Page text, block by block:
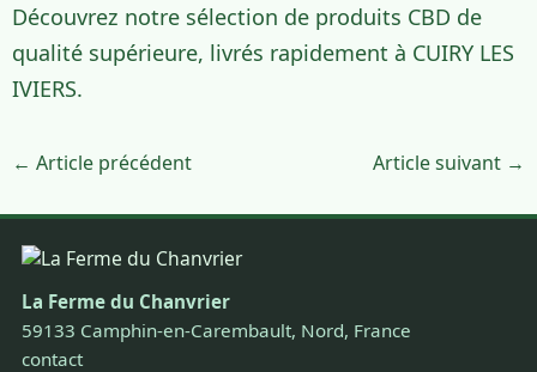
Découvrez notre sélection de produits CBD de
qualité supérieure, livrés rapidement à CUIRY LES
IVIERS.
← Article précédent Article suivant →
La Ferme du Chanvrier
59133 Camphin-en-Carembault, Nord, France
contact